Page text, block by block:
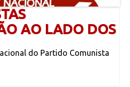
AO LADO DOS
do Partido Comunista